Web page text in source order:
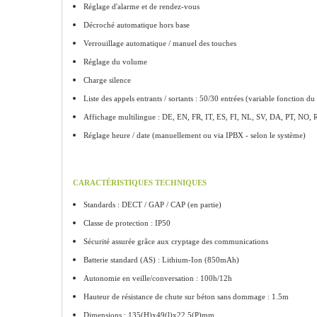
Réglage d'alarme et de rendez-vous
Décroché automatique hors base
Verrouillage automatique / manuel des touches
Réglage du volume
Charge silence
Liste des appels entrants / sortants : 50/30 entrées (variable fonction du
Affichage multilingue : DE, EN, FR, IT, ES, FI, NL, SV, DA, PT, NO,
Réglage heure / date (manuellement ou via IPBX - selon le système)
CARACTÉRISTIQUES TECHNIQUES
Standards : DECT / GAP / CAP (en partie)
Classe de protection : IP50
Sécurité assurée grâce aux cryptage des communications
Batterie standard (AS) : Lithium-Ion (850mAh)
Autonomie en veille/conversation : 100h/12h
Hauteur de résistance de chute sur béton sans dommage : 1.5m
Dimensions : 135(H)x49(l)x22.5(P)mm